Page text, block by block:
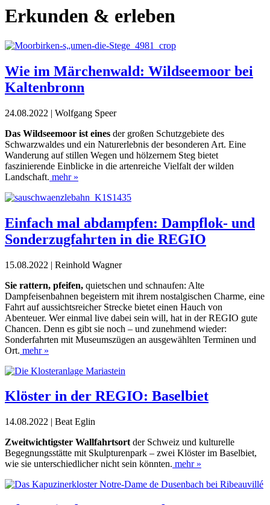
Erkunden & erleben
Wie im Märchenwald: Wildseemoor bei
Kaltenbronn
24.08.2022 | Wolfgang Speer
Das Wildseemoor ist eines der großen Schutzgebiete des
Schwarzwaldes und ein Naturerlebnis der besonderen Art. Eine
Wanderung auf stillen Wegen und hölzernem Steg bietet
faszinierende Einblicke in die artenreiche Vielfalt der wilden
Landschaft. mehr »
Einfach mal abdampfen: Dampflok- und
Sonderzugfahrten in die REGIO
15.08.2022 | Reinhold Wagner
Sie rattern, pfeifen, quietschen und schnaufen: Alte
Dampfeisenbahnen begeistern mit ihrem nostalgischen Charme, eine
Fahrt auf aussichtsreicher Strecke bietet einen Hauch von
Abenteuer. Wer einmal live dabei sein will, hat in der REGIO gute
Chancen. Denn es gibt sie noch – und zunehmend wieder:
Sonderfahrten mit Museumszügen an ausgewählten Terminen und
Ort. mehr »
Klöster in der REGIO: Baselbiet
14.08.2022 | Beat Eglin
Zweitwichtigster Wallfahrtsort der Schweiz und kulturelle
Begegnungsstätte mit Skulpturenpark – zwei Klöster im Baselbiet,
wie sie unterschiedlicher nicht sein könnten. mehr »